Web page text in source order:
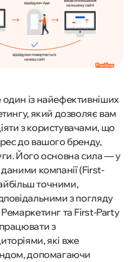
із найефективніших
який дозволяє вам
з користувачами, що
до вашого бренду,
Його основна сила — у
компанії (First-
точними,
з погляду
Ремаркетинг та First-Party
з
які вже
допомагаючи